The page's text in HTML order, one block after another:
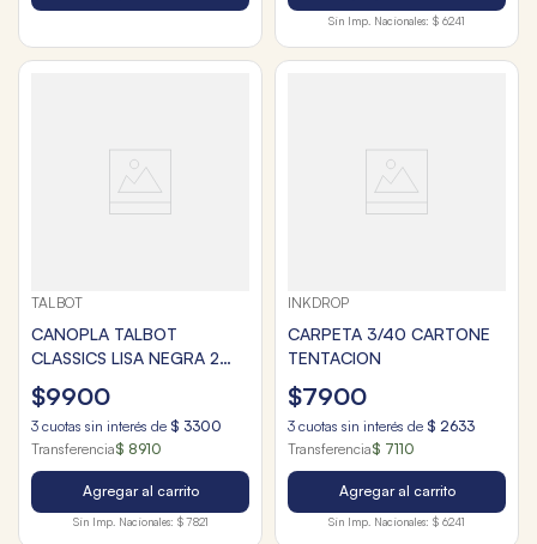
Sin Imp. Nacionales: $ 6241
TALBOT
CANOPLA TALBOT
CLASSICS LISA NEGRA 2
CIERRES
$9900
3 cuotas sin interés de $ 3300
Transferencia$ 8910
Agregar al carrito
Sin Imp. Nacionales: $ 7821
INKDROP
CARPETA 3/40 CARTONE
TENTACION
$7900
3 cuotas sin interés de $ 2633
Transferencia$ 7110
Agregar al carrito
Sin Imp. Nacionales: $ 6241